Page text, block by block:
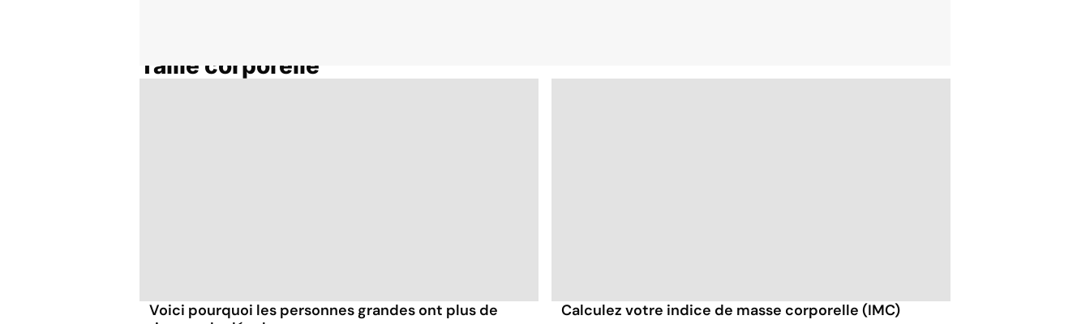
Taille corporelle
Voici pourquoi les personnes grandes ont plus de
Calculez votre indice de masse corporelle (IMC)